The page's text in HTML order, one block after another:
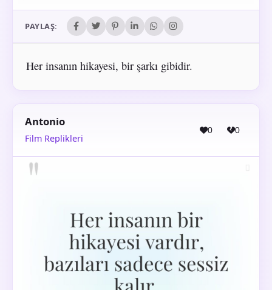
PAYLAŞ:
Her insanın hikayesi, bir şarkı gibidir.
Antonio
Film Replikleri
0 0